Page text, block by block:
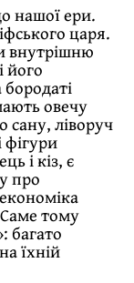
нашої ери.
царя.
внутрішню
його
овечу
сану, лiворуч
фiгури
і кіз, є
про
тому
багато
їхній